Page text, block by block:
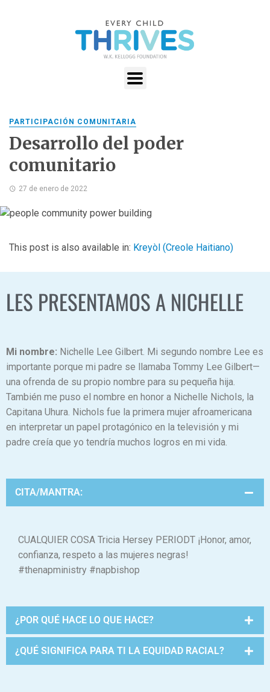
PARTICIPACIÓN COMUNITARIA
Desarrollo del poder
comunitario
27 de enero de 2022
This post is also available in: Kreyòl (Creole Haitiano)
LES PRESENTAMOS A NICHELLE
Mi nombre: Nichelle Lee Gilbert. Mi segundo nombre Lee es
importante porque mi padre se llamaba Tommy Lee Gilbert—
una ofrenda de su propio nombre para su pequeña hija.
También me puso el nombre en honor a Nichelle Nichols, la
Capitana Uhura. Nichols fue la primera mujer afroamericana
en interpretar un papel protagónico en la televisión y mi
padre creía que yo tendría muchos logros en mi vida.
CITA/MANTRA:
CUALQUIER COSA Tricia Hersey PERIODT ¡Honor, amor,
confianza, respeto a las mujeres negras!
#thenapministry #napbishop
¿POR QUÉ HACE LO QUE HACE?
¿QUÉ SIGNIFICA PARA TI LA EQUIDAD RACIAL?